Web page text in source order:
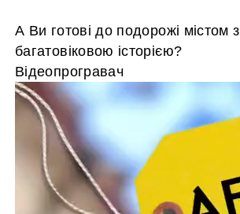
А Ви готові до подорожі містом з
багатовіковою історією?
Відеопрогравач